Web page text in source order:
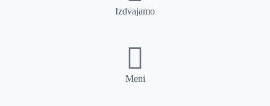
Izdvajamo
Meni